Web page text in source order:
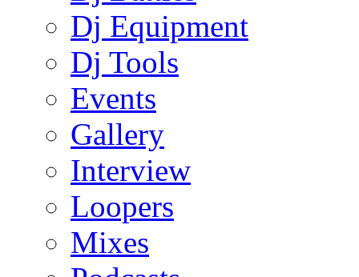
Dj Equipment
Dj Tools
Events
Gallery
Interview
Loopers
Mixes